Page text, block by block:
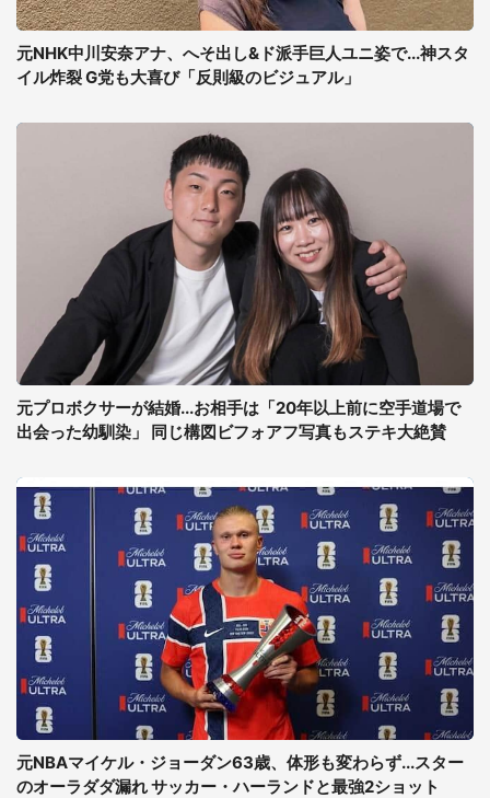
元NHK中川安奈アナ、へそ出し&ド派手巨人ユニ姿で...神スタ
イル炸裂 G党も大喜び「反則級のビジュアル」
元プロボクサーが結婚...お相手は「20年以上前に空手道場で
出会った幼馴染」 同じ構図ビフォアフ写真もステキ大絶賛
元NBAマイケル・ジョーダン63歳、体形も変わらず...スター
のオーラダダ漏れ サッカー・ハーランドと最強2ショット